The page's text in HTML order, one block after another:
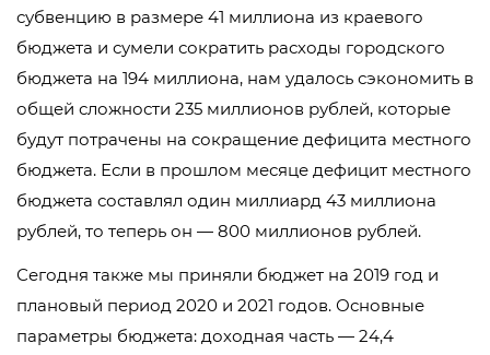
субвенцию в размере 41 миллиона из краевого
бюджета и сумели сократить расходы городского
бюджета на 194 миллиона, нам удалось сэкономить в
общей сложности 235 миллионов рублей, которые
будут потрачены на сокращение дефицита местного
бюджета. Если в прошлом месяце дефицит местного
бюджета составлял один миллиард 43 миллиона
рублей, то теперь он — 800 миллионов рублей.
Сегодня также мы приняли бюджет на 2019 год и
плановый период 2020 и 2021 годов. Основные
параметры бюджета: доходная часть — 24,4